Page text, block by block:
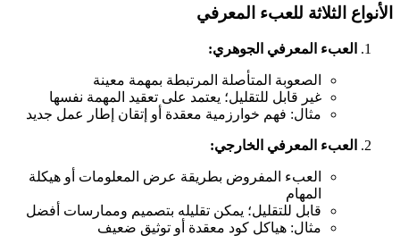
الأنواع الثلاثة للعبء المعرفي
العبء المعرفي الجوهري:
الصعوبة المتأصلة المرتبطة بمهمة معينة
غير قابل للتقليل؛ يعتمد على تعقيد المهمة نفسها
مثال: فهم خوارزمية معقدة أو إتقان إطار عمل جديد
العبء المعرفي الخارجي:
العبء المفروض بطريقة عرض المعلومات أو هيكلة
المهام
قابل للتقليل؛ يمكن تقليله بتصميم وممارسات أفضل
مثال: هياكل كود معقدة أو توثيق ضعيف